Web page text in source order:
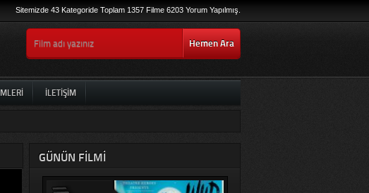
Sitemizde 43 Kategoride Toplam 1357 Filme 6203 Yorum Yapılmış.
Hemen Ara
İLETIŞIM
GÜNÜN FILMI